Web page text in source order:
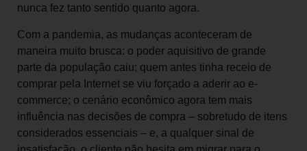
nunca fez tanto sentido quanto agora.
Com a pandemia, as mudanças aconteceram de
maneira muito brusca: o poder aquisitivo de grande
parte da população caiu; quem antes tinha receio de
comprar pela Internet se viu forçado a aderir ao e-
commerce; o cenário econômico agora tem mais
influência nas decisões de compra – sobretudo de itens
considerados essenciais – e, a qualquer sinal de